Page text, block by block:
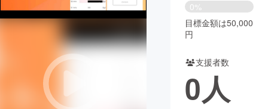
ビジネス・起業 チャレンジ
まちづくり・地域活性化
CAMPFIRE for Social Good
CAMPFIRE Creation
CAMPFIREふるさと納税
コミュニティ
0%
目標金額は50,000
円
支援者数
0人